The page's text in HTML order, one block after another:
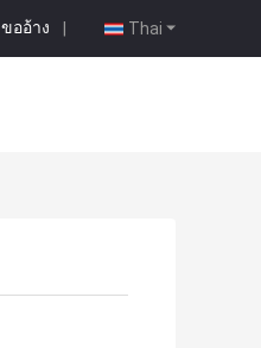
Thai
ขออ้าง |